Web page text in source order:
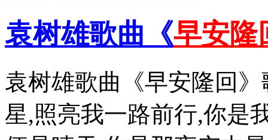
袁树雄歌曲《早安隆
袁树雄歌曲《早安隆回
星,照亮我一路前行,你是